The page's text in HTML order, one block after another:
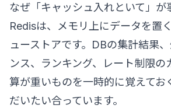
なぜ「キャッシュ入れといて」が
Redisは、メモリ上にデータを置
ューストアです。DBの集計結果
ンス、ランキング、レート制限
算が重いものを一時的に覚えてお
だいたい合っています。